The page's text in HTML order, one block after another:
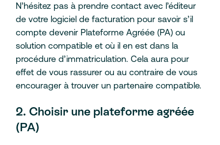
N’hésitez pas à prendre contact avec l’éditeur
de votre logiciel de facturation pour savoir s’il
compte devenir Plateforme Agréée (PA) ou
solution compatible et où il en est dans la
procédure d’immatriculation. Cela aura pour
effet de vous rassurer ou au contraire de vous
encourager à trouver un partenaire compatible.
2. Choisir une plateforme agréée
(PA)